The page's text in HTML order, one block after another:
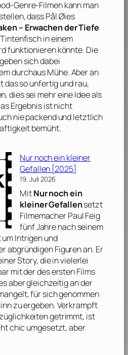
Genre-Filmen kann man
dassPål Øies
– Erwachen der Tiefe
in einem
funktionieren könnte. Die
sich dabei
durchaus Mühe. Aber an
das so unfertig und rau,
dies sei mehr eine Idee als
Ergebnis ist nicht
nie packend und letztlich
bemüht.
Nur noch ein kleiner
Gefallen [2025]
19. Juli 2026
MitNur noch ein
kleiner Gefallensetzt
FilmemacherPaul Feig
fünf Jahre nach seinem
Intrigen und
abgründigen Figuren an. Er
Story, die in vielerlei
mit der des ersten Films
aber gleichzeitig an der
für sich genommen
zu ergeben. Verkrampft
getrimmt, ist
chic umgesetzt, aber